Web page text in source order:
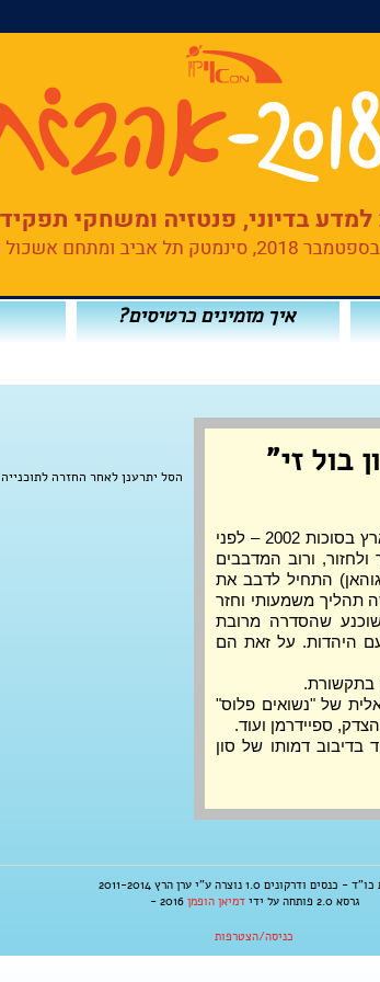
איך מזמינים כרטיסים?
בול זי"
בתקשורת.
הסל יתרענן לאחר החזרה לתוכנייה
ודרקונים 1.0 נוצרה ע"י ערן הרץ 2011-2014
גרסא 2.0 פותחה על ידי
דמיאן הופמן 2016 -
כניסה/הצטרפות